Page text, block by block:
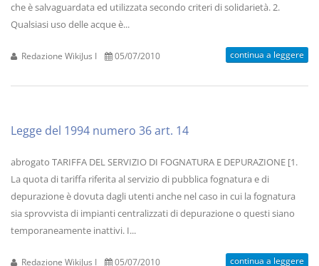
che è salvaguardata ed utilizzata secondo criteri di solidarietà. 2.
Qualsiasi uso delle acque è...
Redazione WikiJus I 05/07/2010 continua a leggere
Legge del 1994 numero 36 art. 14
abrogato TARIFFA DEL SERVIZIO DI FOGNATURA E DEPURAZIONE [1.
La quota di tariffa riferita al servizio di pubblica fognatura e di
depurazione è dovuta dagli utenti anche nel caso in cui la fognatura
sia sprovvista di impianti centralizzati di depurazione o questi siano
temporaneamente inattivi. I...
Redazione WikiJus I 05/07/2010 continua a leggere